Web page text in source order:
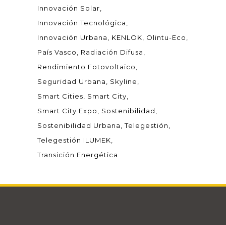
Innovación Solar
Innovación Tecnológica
Innovación Urbana
KENLOK
Olintu-Eco
País Vasco
Radiación Difusa
Rendimiento Fotovoltaico
Seguridad Urbana
Skyline
Smart Cities
Smart City
Smart City Expo
Sostenibilidad
Sostenibilidad Urbana
Telegestión
Telegestión ILUMEK
Transición Energética